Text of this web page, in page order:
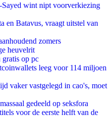
Sayed wint nipt voorverkiezing
en Batavus, vraagt uitstel van
zomers
heuvelrit
op pc
leeg voor 114 miljoen
vaker vastgelegd in cao's, moet
gedeeld op seksfora
voor de eerste helft van de